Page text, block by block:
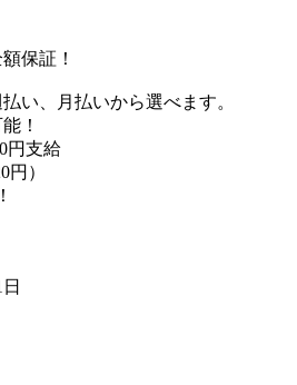
保証！
い、月払いから選べます。
！
円支給
）